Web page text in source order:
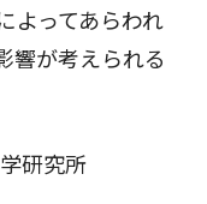
よってあらわれ
響が考えられる
研究所